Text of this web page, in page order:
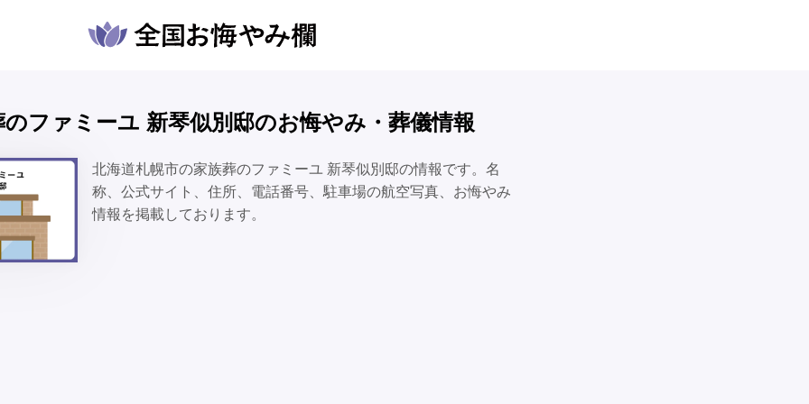
のファミーユ 新琴似別邸のお悔やみ・葬儀情報
北海道札幌市の家族葬のファミーユ 新琴似別邸の情報です。名
称、公式サイト、住所、電話番号、駐車場の航空写真、お悔やみ
情報を掲載しております。